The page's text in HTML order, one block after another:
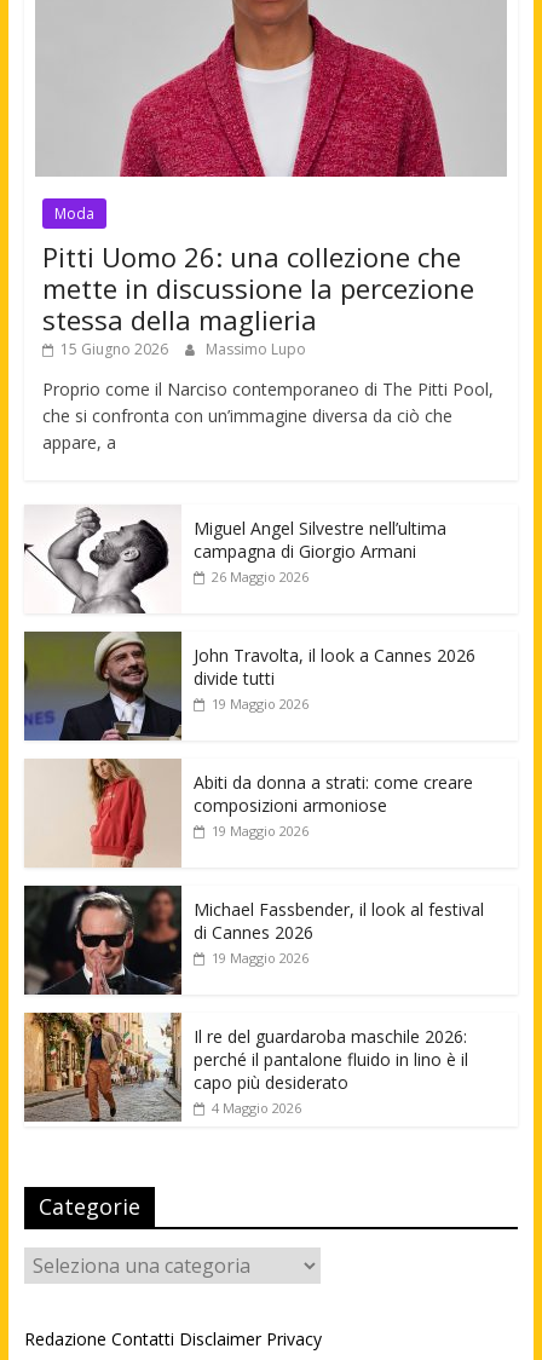
Moda
Pitti Uomo 26: una collezione che
mette in discussione la percezione
stessa della maglieria
15 Giugno 2026 Massimo Lupo
Proprio come il Narciso contemporaneo di The Pitti Pool,
che si confronta con un’immagine diversa da ciò che
appare, a
Miguel Angel Silvestre nell’ultima
campagna di Giorgio Armani
26 Maggio 2026
John Travolta, il look a Cannes 2026
divide tutti
19 Maggio 2026
Abiti da donna a strati: come creare
composizioni armoniose
19 Maggio 2026
Michael Fassbender, il look al festival
di Cannes 2026
19 Maggio 2026
Il re del guardaroba maschile 2026:
perché il pantalone fluido in lino è il
capo più desiderato
4 Maggio 2026
Categorie
Categorie
Redazione Contatti Disclaimer Privacy